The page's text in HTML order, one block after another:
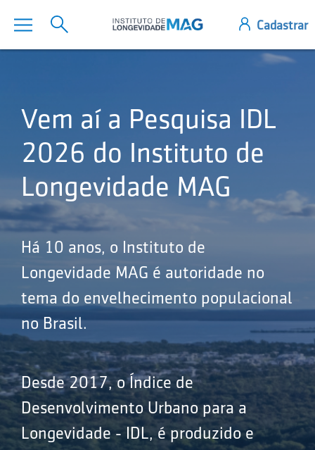
Vem aí a Pesquisa IDL
2026 do Instituto de
Longevidade MAG
Há 10 anos, o Instituto de
Longevidade MAG é autoridade no
tema do envelhecimento populacional
no Brasil.
Desde 2017, o Índice de
Desenvolvimento Urbano para a
Longevidade - IDL, é produzido e